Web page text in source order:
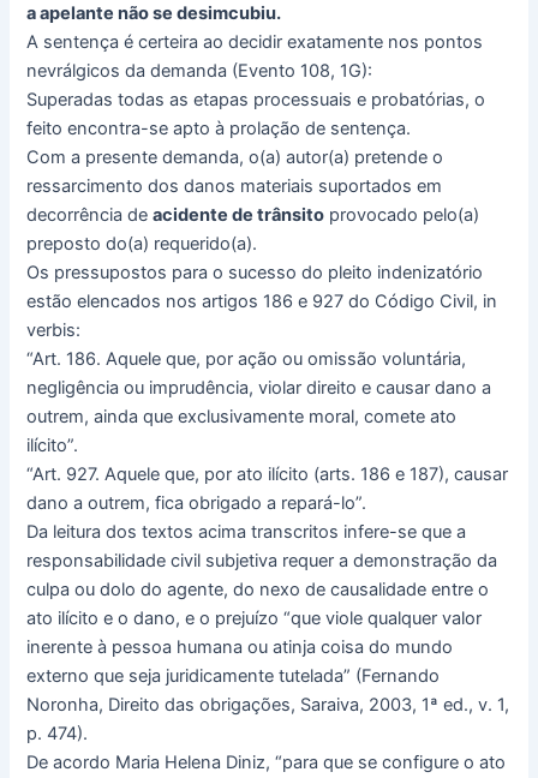
a apelante não se desimcubiu.
A sentença é certeira ao decidir exatamente nos pontos
nevrálgicos da demanda (Evento 108, 1G):
Superadas todas as etapas processuais e probatórias, o
feito encontra-se apto à prolação de sentença.
Com a presente demanda, o(a) autor(a) pretende o
ressarcimento dos danos materiais suportados em
decorrência deacidente de trânsito provocado pelo(a)
preposto do(a) requerido(a).
Os pressupostos para o sucesso do pleito indenizatório
estão elencados nos artigos 186 e 927 do Código Civil, in
verbis:
“Art. 186. Aquele que, por ação ou omissão voluntária,
negligência ou imprudência, violar direito e causar dano a
outrem, ainda que exclusivamente moral, comete ato
ilícito”.
“Art. 927. Aquele que, por ato ilícito (arts. 186 e 187), causar
dano a outrem, fica obrigado a repará-lo”.
Da leitura dos textos acima transcritos infere-se que a
responsabilidade civil subjetiva requer a demonstração da
culpa ou dolo do agente, do nexo de causalidade entre o
ato ilícito e o dano, e o prejuízo “que viole qualquer valor
inerente à pessoa humana ou atinja coisa do mundo
externo que seja juridicamente tutelada” (Fernando
Noronha, Direito das obrigações, Saraiva, 2003, 1ª ed., v. 1,
p. 474).
De acordo Maria Helena Diniz, “para que se configure o ato